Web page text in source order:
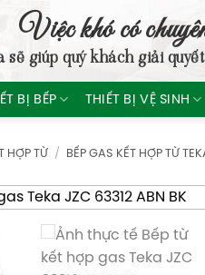
Việc khó có
sẽ giúp quý khách giải
BỊ BẾP THIẾT BỊ VỆ SINH
HỢP TỪ / BẾP GAS KẾT HỢP TỪ